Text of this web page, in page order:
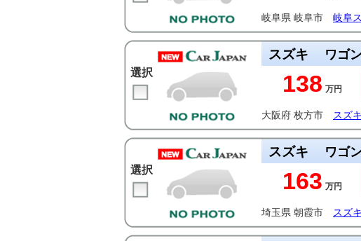
岐阜県 岐阜市 岐阜
選択
スズキ ワゴ
138 万円
大阪府 枚方市 スズ
選択
スズキ ワゴ
163 万円
埼玉県 朝霞市 スズ